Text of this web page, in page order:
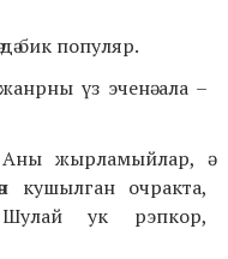
бик популяр.
үз эченә ала –
жырламыйлар, ә
кушылган очракта,
ук рэпкор,